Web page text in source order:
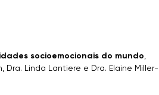
socioemocionais do mundo
Dra. Linda Lantiere e Dra. Elaine Miller-